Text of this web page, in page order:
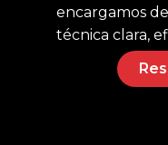
encargamos
técnica clara,